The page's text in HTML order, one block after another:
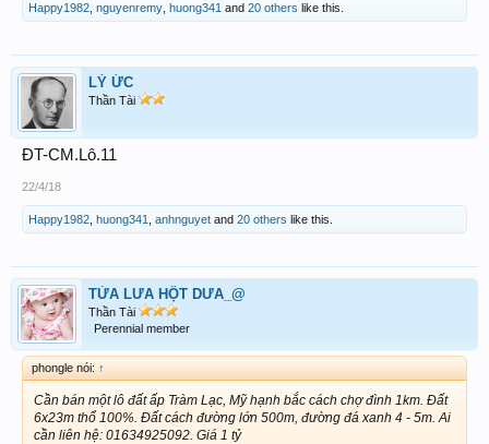
Happy1982 nguyenremy huong341 and 20 others like this.
LÝ ỨC
Thần Tài
ĐT-CM.Lô.11
22/4/18
Happy1982 huong341 anhnguyet and 20 others like this.
TỪA LƯA HỘT DƯA_@
Thần Tài
Perennial member
phongle nói: ↑
Cần bán một lô đất ấp Tràm Lạc, Mỹ hạnh bắc cách chợ đình 1km. Đất
6x23m thổ 100%. Đất cách đường lớn 500m, đường đá xanh 4 - 5m. Ai
cần liên hệ: 01634925092. Giá 1 tỷ